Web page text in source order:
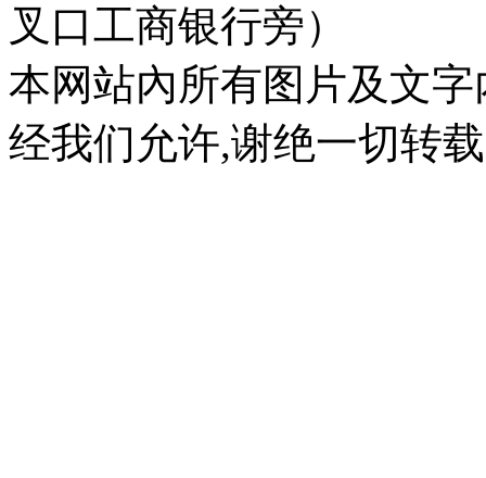
叉口工商银行旁）
本网站內所有图片及文
经我们允许,谢绝一切转载